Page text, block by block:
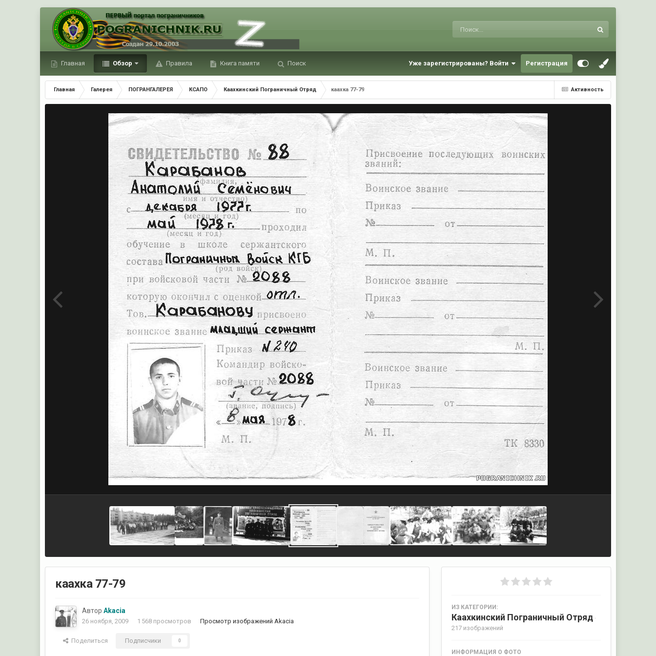
Главная Обзор Правила Книга памяти Поиск Уже зарегистрированы? Войти Регистрация
Активность
Главная Галерея ПОГРАНГАЛЕРЕЯ КСАПО Каахкинский Пограничный Отряд каахка 77-79
каахка 77-79
АвторAkacia
26 ноября, 2009 1 568 просмотров Просмотр изображений Akacia
Поделиться Подписчики 0
ИЗ КАТЕГОРИИ:
Каахкинский Пограничный Отряд ·
217 изображений
ИНФОРМАЦИЯ О ФОТО